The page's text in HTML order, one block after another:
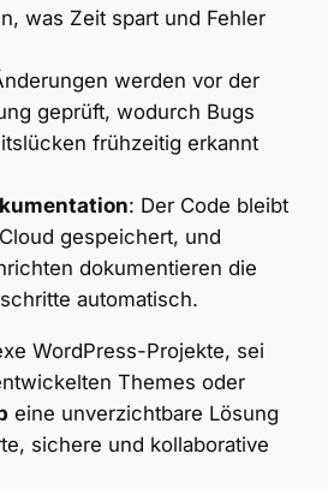
was Zeit spart und Fehler
werden vor der
geprüft, wodurch Bugs
frühzeitig erkannt
: Der Code bleibt
gespeichert, und
dokumentieren die
automatisch.
WordPress-Projekte, sei
Themes oder
eine unverzichtbare Lösung
sichere und kollaborative